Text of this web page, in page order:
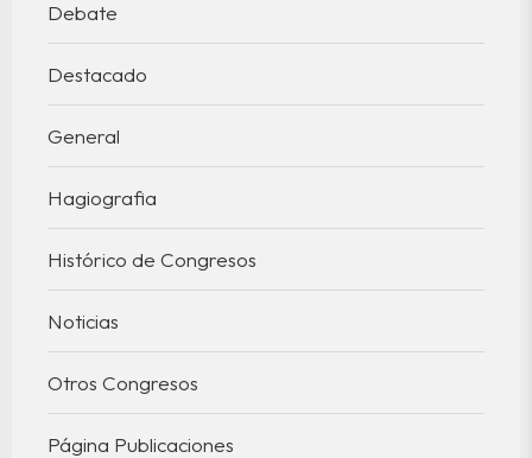
Debate
Destacado
General
Hagiografia
Histórico de Congresos
Noticias
Otros Congresos
Página Publicaciones